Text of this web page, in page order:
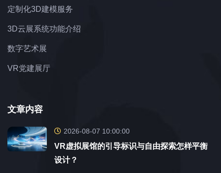
定制化3D建模服务
3D云展系统功能介绍
数字艺术展
VR党建展厅
文章内容
2026-08-07 10:00:00
VR虚拟展馆的引导标识与自由探索怎样平衡
设计？